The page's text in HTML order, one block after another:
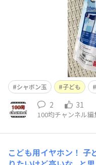
シャボン玉 子ども
2 31
100均チャンネル編
こども用イヤホン！ 子